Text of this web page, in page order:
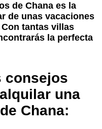
de Chana es la
de unas vacaciones
tantas villas
la perfecta
consejos
una
Chana: